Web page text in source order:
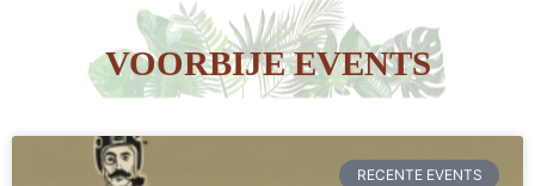
VOORBIJE EVENTS
RECENTE EVENTS